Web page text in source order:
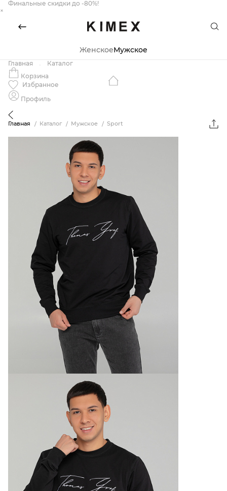
Финальные скидки до -80%!
×
ЖенскоеМужское
Главная
Каталог
Корзина
Избранное
Профиль
Главная Каталог Мужское Sport